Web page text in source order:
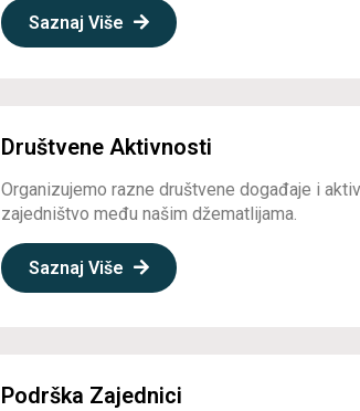
Saznaj Više
Društvene Aktivnosti
Organizujemo razne društvene događaje i
zajedništvo među našim džematlijama.
Saznaj Više
Podrška Zajednici